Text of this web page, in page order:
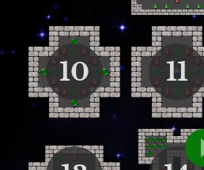
10 11